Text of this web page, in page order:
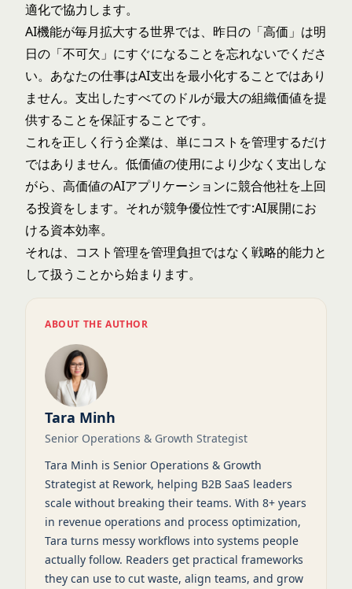
適化で協力します。
AI機能が毎月拡大する世界では、昨日の「高価」は明
日の「不可欠」にすぐになることを忘れないでくださ
い。あなたの仕事はAI支出を最小化することではあり
ません。支出したすべてのドルが最大の組織価値を提
供することを保証することです。
これを正しく行う企業は、単にコストを管理するだけ
ではありません。低価値の使用により少なく支出しな
がら、高価値のAIアプリケーションに競合他社を上回
る投資をします。それが競争優位性です:AI展開にお
ける資本効率。
それは、コスト管理を管理負担ではなく戦略的能力と
して扱うことから始まります。
ABOUT THE AUTHOR
Tara Minh
Senior Operations & Growth Strategist
Tara Minh is Senior Operations & Growth
Strategist at Rework, helping B2B SaaS leaders
scale without breaking their teams. With 8+ years
in revenue operations and process optimization,
Tara turns messy workflows into systems people
actually follow. Readers get practical frameworks
they can use to cut waste, align teams, and grow